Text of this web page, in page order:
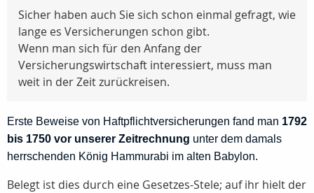
Sicher haben auch Sie sich schon einmal gefragt, wie
lange es Versicherungen schon gibt.
Wenn man sich für den Anfang der
Versicherungswirtschaft interessiert, muss man
weit in der Zeit zurückreisen.
Erste Beweise von Haftpflichtversicherungen fand man 1792
bis 1750 vor unserer Zeitrechnung unter dem damals
herrschenden König Hammurabi im alten Babylon.
Belegt ist dies durch eine Gesetzes-Stele; auf ihr hielt der